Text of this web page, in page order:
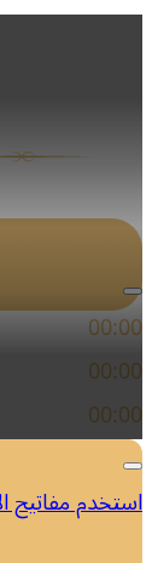
مشغل الصوت
00:00
00:00
00:00
استخدم